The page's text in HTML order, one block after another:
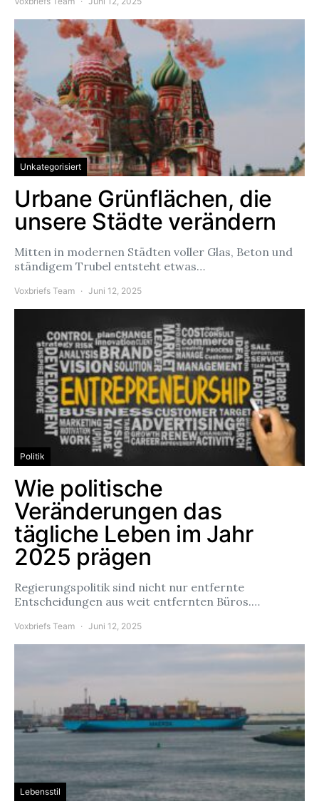
Unkategorisiert
Urbane Grünflächen, die
unsere Städte verändern
Mitten in modernen Städten voller Glas, Beton und
ständigem Trubel entsteht etwas…
Voxbriefs Team Juni 12, 2025
Politik
Wie politische
Veränderungen das
tägliche Leben im Jahr
2025 prägen
Regierungspolitik sind nicht nur entfernte
Entscheidungen aus weit entfernten Büros.…
Voxbriefs Team Juni 12, 2025
Lebensstil